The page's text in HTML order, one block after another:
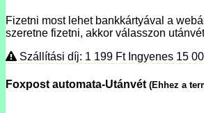
Fizetni most lehet bankkártyával a
szeretne fizetni, akkor válasszon
Szállítási díj: 1 199 Ft Ingyenes 15
Foxpost automata-Utánvét (Ehhez a